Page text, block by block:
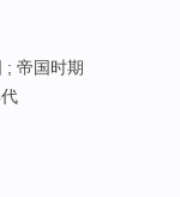
; 帝国时期